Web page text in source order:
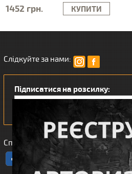
1452 грн. КУПИТИ
Слідкуйте за нами:
Підписатися на розсилку:
Сподобався наш інтернет магазин?